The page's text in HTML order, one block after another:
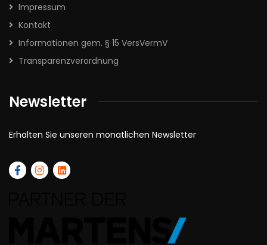
Impressum
Kontakt
Informationen gem. § 15 VersVermV
Transparenzverordnung
Newsletter
Erhalten Sie unseren monatlichen Newsletter